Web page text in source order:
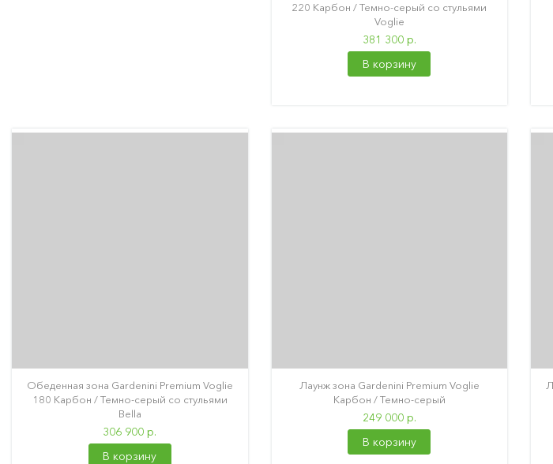
220 Карбон / Темно-серый со стульями
Voglie
381 300 р.
В корзину
Обеденная зона Gardenini Premium Voglie
180 Карбон / Темно-серый со стульями
Bella
306 900 р.
В корзину
Лаунж зона Gardenini Premium Voglie
Карбон / Темно-серый
249 000 р.
В корзину